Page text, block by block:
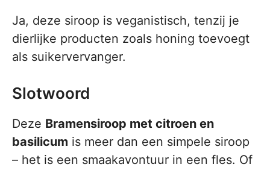
Ja, deze siroop is veganistisch, tenzij je
dierlijke producten zoals honing toevoegt
als suikervervanger.
Slotwoord
Deze Bramensiroop met citroen en
basilicum is meer dan een simpele siroop
– het is een smaakavontuur in een fles. Of